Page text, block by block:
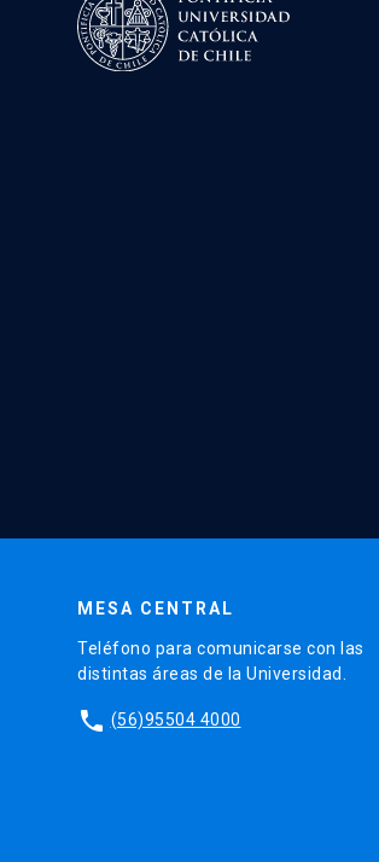
MESA CENTRAL
Teléfono para comunicarse con las
distintas áreas de la Universidad.
phone (56)95504 4000